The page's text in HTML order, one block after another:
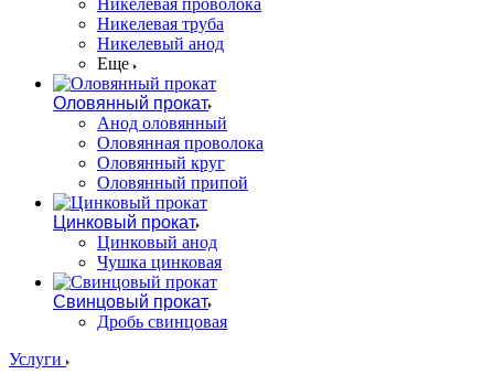
Никелевая проволока
Никелевая труба
Никелевый анод
Еще
Оловянный прокат
Анод оловянный
Оловянная проволока
Оловянный круг
Оловянный припой
Цинковый прокат
Цинковый анод
Чушка цинковая
Свинцовый прокат
Дробь свинцовая
Услуги